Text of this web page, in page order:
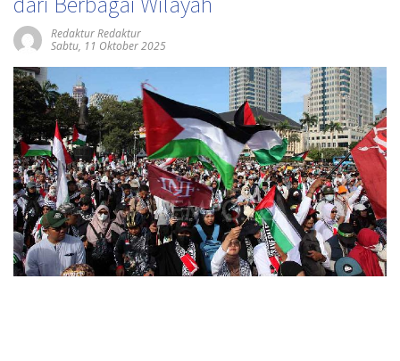
Redaktur Redaktur
Sabtu, 11 Oktober 2025